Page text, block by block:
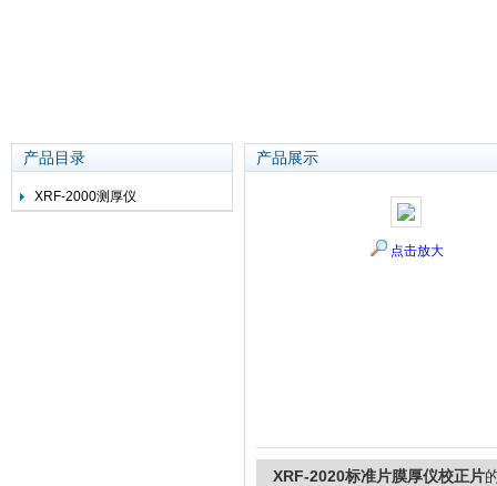
产品目录
XRF-2000测厚仪
产品展示
点击放大
XRF-2020标准片膜厚仪校正片